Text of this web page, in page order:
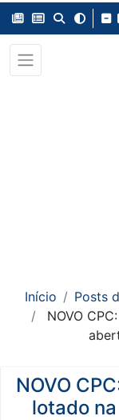
Início
Posts
NOVO
NOVO
lotado